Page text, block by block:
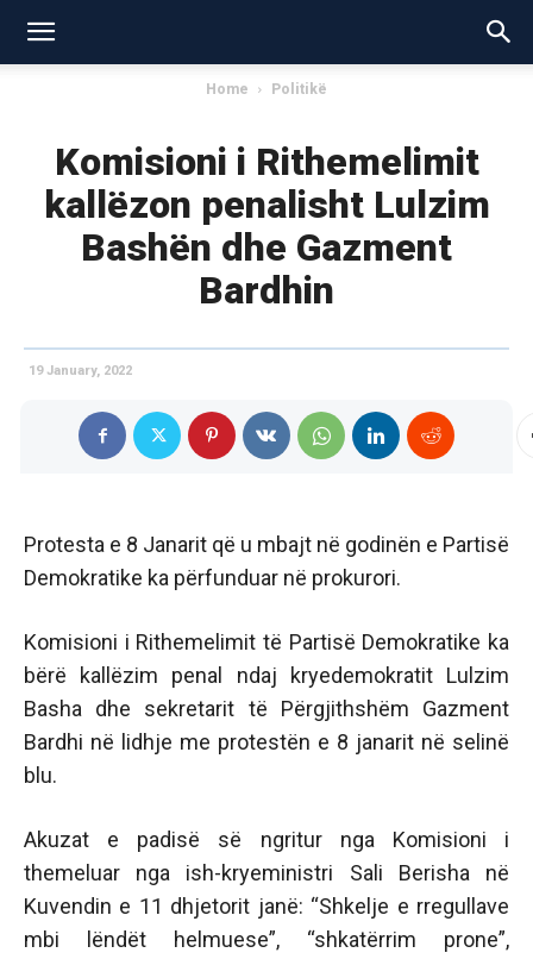
Home Politikë
Komisioni i Rithemelimit
kallëzon penalisht Lulzim
Bashën dhe Gazment
Bardhin
19 January, 2022
Protesta e 8 Janarit që u mbajt në godinën e Partisë
Demokratike ka përfunduar në prokurori.
Komisioni i Rithemelimit të Partisë Demokratike ka
bërë kallëzim penal ndaj kryedemokratit Lulzim
Basha dhe sekretarit të Përgjithshëm Gazment
Bardhi në lidhje me protestën e 8 janarit në selinë
blu.
Akuzat e padisë së ngritur nga Komisioni i
themeluar nga ish-kryeministri Sali Berisha në
Kuvendin e 11 dhjetorit janë: “Shkelje e rregullave
mbi lëndët helmuese”, “shkatërrim prone”,